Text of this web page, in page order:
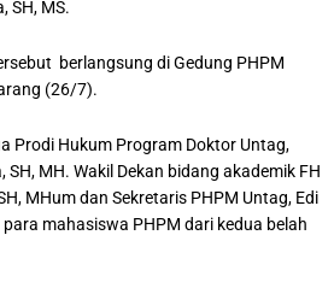
SH, MS.
berlangsung di Gedung PHPM
(26/7).
Prodi Hukum Program Doktor Untag,
MH. Wakil Dekan bidang akademik FH
MHum dan Sekretaris PHPM Untag, Edi
mahasiswa PHPM dari kedua belah